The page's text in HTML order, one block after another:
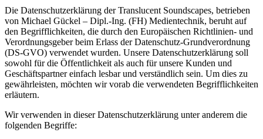
Die Datenschutzerklärung der Translucent Soundscapes, betrieben
von Michael Gückel – Dipl.-Ing. (FH) Medientechnik, beruht auf
den Begrifflichkeiten, die durch den Europäischen Richtlinien- und
Verordnungsgeber beim Erlass der Datenschutz-Grundverordnung
(DS-GVO) verwendet wurden. Unsere Datenschutzerklärung soll
sowohl für die Öffentlichkeit als auch für unsere Kunden und
Geschäftspartner einfach lesbar und verständlich sein. Um dies zu
gewährleisten, möchten wir vorab die verwendeten Begrifflichkeiten
erläutern.
Wir verwenden in dieser Datenschutzerklärung unter anderem die
folgenden Begriffe: